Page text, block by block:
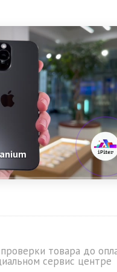
товара до
сервис центре